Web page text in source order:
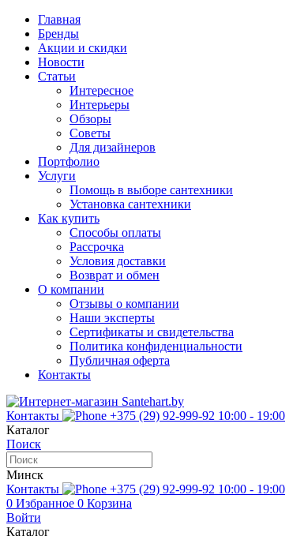
Главная
Бренды
Акции и скидки
Новости
Статьи
Интересное
Интерьеры
Обзоры
Советы
Для дизайнеров
Портфолио
Услуги
Помощь в выборе сантехники
Установка сантехники
Как купить
Способы оплаты
Рассрочка
Условия доставки
Возврат и обмен
О компании
Отзывы о компании
Наши эксперты
Сертификаты и свидетельства
Политика конфиденциальности
Публичная оферта
Контакты
Контакты +375 (29) 92-999-92 10:00 - 19:00
Каталог
Поиск
Минск
Контакты
+375 (29) 92-999-92 10:00 - 19:00
0 Избранное 0 Корзина
Войти
Каталог